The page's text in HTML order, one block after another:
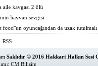
aile kavgası 2 ölü
hayvan sevgisi
food"un oyuncağından da uzak tutulmalı
RSS
Saklıdır © 2016 Hakkari Halkın Sesi
: CM Bilişim